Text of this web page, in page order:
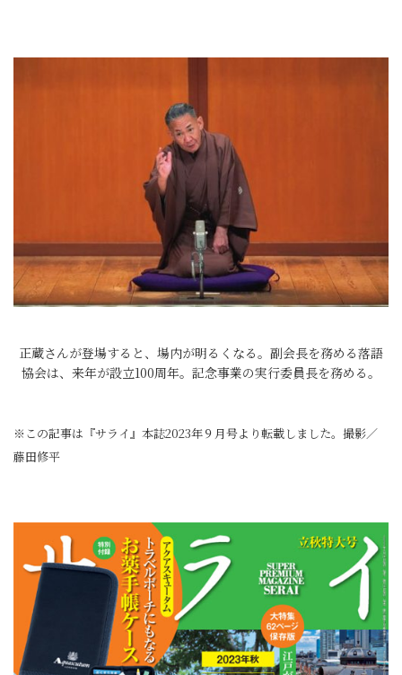
正蔵さんが登場すると、場内が明るくなる。副会長を務める落語
協会は、来年が設立100周年。記念事業の実行委員長を務める。
※この記事は『サライ』本誌2023年９月号より転載しました。撮影／
藤田修平